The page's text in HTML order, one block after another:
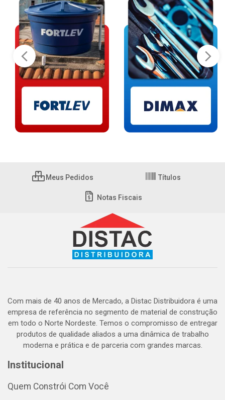
Meus Pedidos Títulos
Notas Fiscais
Com mais de 40 anos de Mercado, a Distac Distribuidora é uma
empresa de referência no segmento de material de construção
em todo o Norte Nordeste. Temos o compromisso de entregar
produtos de qualidade aliados a uma dinâmica de trabalho
moderna e prática e de parceria com grandes marcas.
Institucional
Quem Constrói Com Você